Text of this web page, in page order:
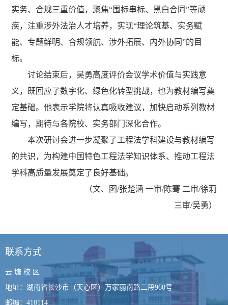
实务、合规三重价值，聚焦“围标串标、黑白合同”等顽
疾，注重涉外法治人才培养，实现“理论筑基、实务赋
能、专题鲜明、合规领航、涉外拓展、内外协同”的目
标。
讨论结束后，吴勇高度评价会议学术价值与实践意
义，既回应了数字化、绿色化转型挑战，也为教材编写奠
定基础。他表示学院将认真吸收建议，加快启动系列教材
编写，期待与各院校、实务部门深化合作。
本次研讨会进一步凝聚了工程法学科建设与教材编写
的共识，为构建中国特色工程法学知识体系、推动工程法
学科高质量发展奠定了良好基础。
（文、图/张楚涵 一审/陈骞 二审/徐莉
三审/吴勇）
联系方式
云 塘 校 区
地址：湖南省长沙市（天心区）万家丽南路二段960号
邮编：410114